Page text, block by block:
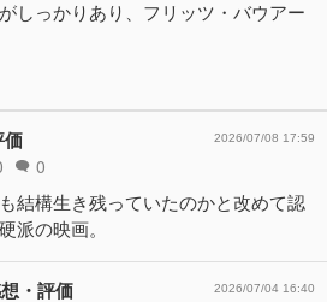
しっかりあり、フリッツ・バウアー
価
0
2026/07/08 17:59
結構生き残っていたのかと改めて認
派の映画。
・評価 2026/07/04 16:40